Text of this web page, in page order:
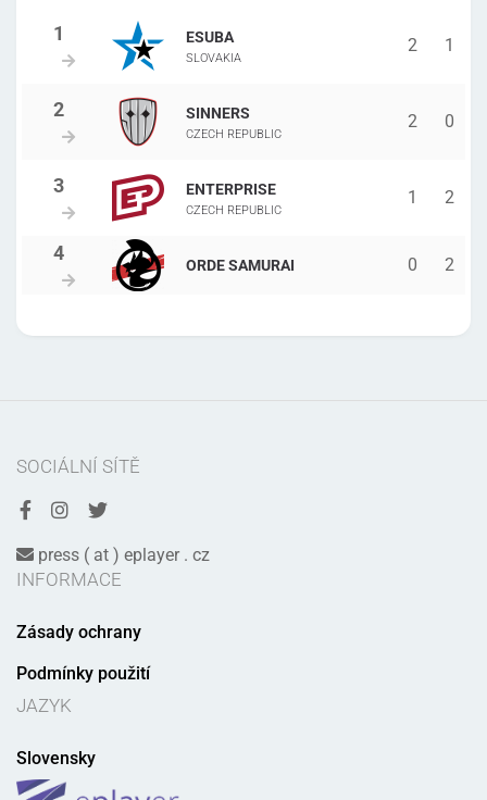
ESUBA
SLOVAKIA
2 1
SINNERS
CZECH REPUBLIC
2 0
ENTERPRISE
CZECH REPUBLIC
1 2
ORDE SAMURAI 0 2
SOCIÁLNÍ SÍTĚ
press ( at ) eplayer . cz
INFORMACE
Zásady ochrany
Podmínky použití
JAZYK
Slovensky